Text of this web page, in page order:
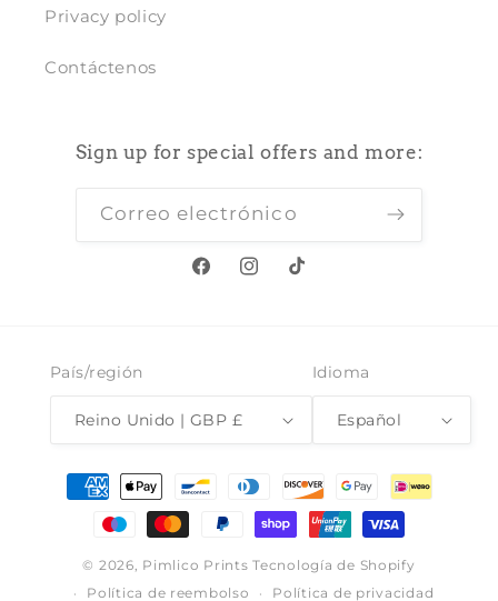
Privacy policy
Contáctenos
Sign up for special offers and more:
Correo electrónico
FacebookInstagram
TikTok
País/región
Reino Unido | GBP £
Idioma
Español
Formas
© 2026, Pimlico Prints Tecnología de Shopify
Política de reembolso
Política de privacidad